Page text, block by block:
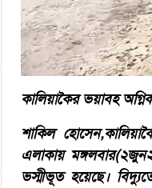
কালিয়াকৈর ভয়াবহ
শাকিল
এলাকায়
ভস্মীভূত হয়েছে।